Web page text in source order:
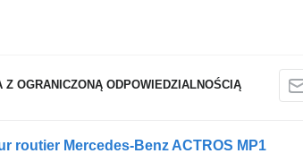
Z OGRANICZONĄ ODPOWIEDZIALNOŚCIĄ
routier Mercedes-Benz ACTROS MP1